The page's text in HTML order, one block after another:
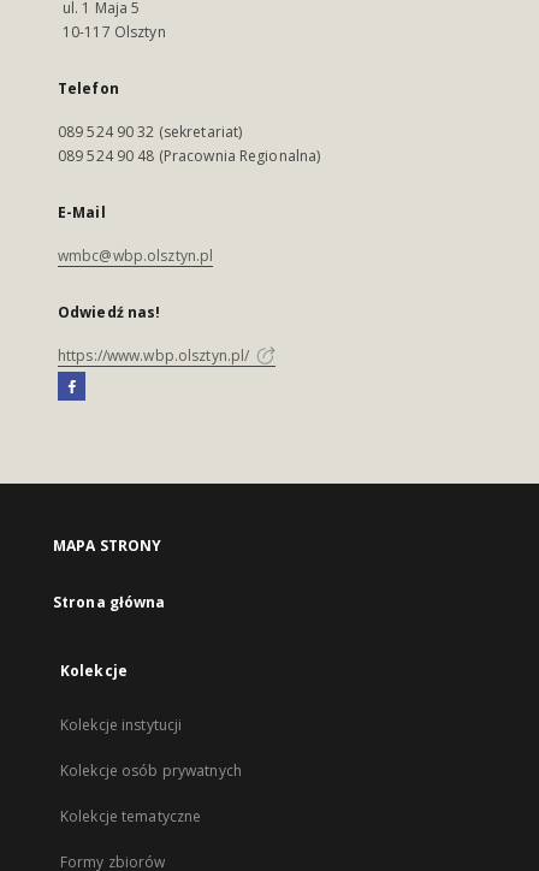
ul. 1 Maja 5
10-117 Olsztyn
Telefon
089 524 90 32 (sekretariat)
089 524 90 48 (Pracownia Regionalna)
E-Mail
wmbc@wbp.olsztyn.pl
Odwiedź nas!
https://www.wbp.olsztyn.pl/
MAPA STRONY
Strona główna
Kolekcje
Kolekcje instytucji
Kolekcje osób prywatnych
Kolekcje tematyczne
Formy zbiorów